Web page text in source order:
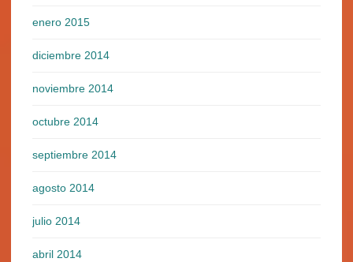
enero 2015
diciembre 2014
noviembre 2014
octubre 2014
septiembre 2014
agosto 2014
julio 2014
abril 2014